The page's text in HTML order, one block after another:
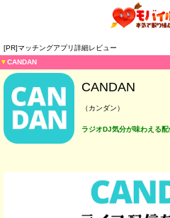
[PR]マッチングアプリ詳細レビュー
▼CANDAN
CANDAN
（カンダン）
ラジオDJ気分が味わえる配